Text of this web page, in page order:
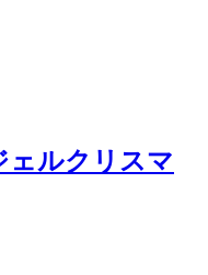
ェルクリスマ